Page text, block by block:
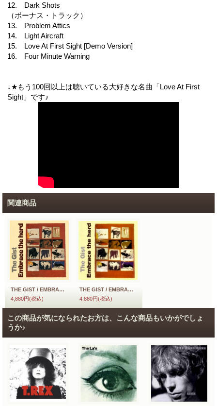
12. Dark Shots
（ボーナス・トラック）
13. Problem Attics
14. Light Aircraft
15. Love At First Sight [Demo Version]
16. Four Minute Warning
↓★もう100回以上は聴いている大好きな名曲「Love At First
Sight」です♪
関連商品
THE GIST / EMBRACE THE HERD 【LP】 UK盤 ORG. ROUGH TRADE
4,880円(税込)
THE GIST / EMBRACE THE HERD 【LP】 フランス盤 ORG. CELLULOID
4,880円(税込)
この商品が気になられたお方は、こんな商品もいかがでしょ
うか♪